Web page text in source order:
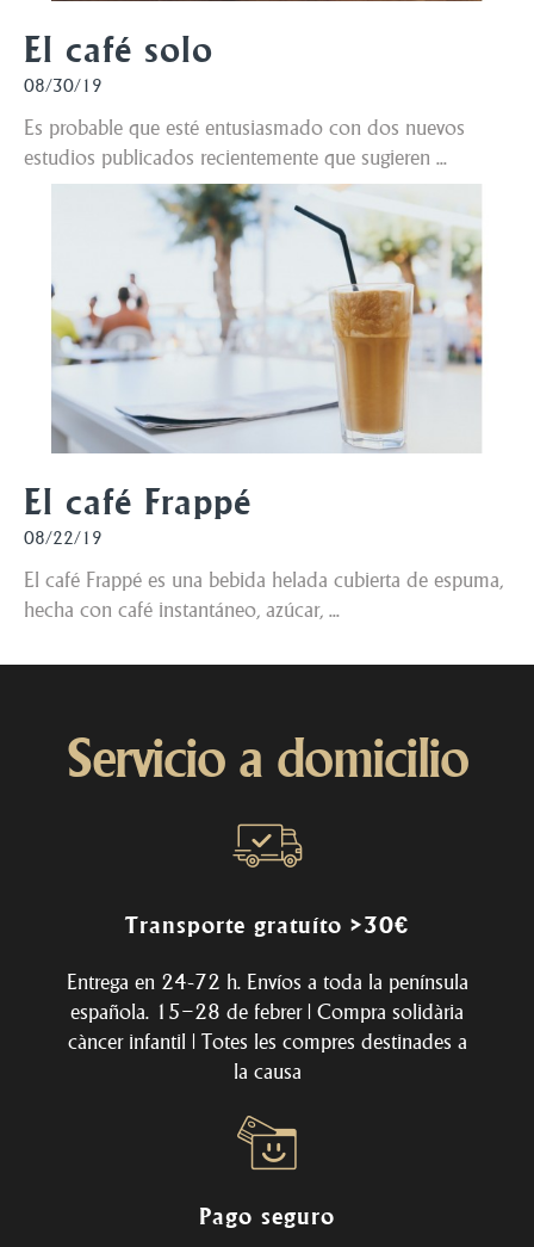
El café solo
08/30/19
Es probable que esté entusiasmado con dos nuevos
estudios publicados recientemente que sugieren ...
El café Frappé
08/22/19
El café Frappé es una bebida helada cubierta de espuma,
hecha con café instantáneo, azúcar, ...
Servicio a domicilio
Transporte gratuíto >30€
Entrega en 24-72 h. Envíos a toda la península
española. 15–28 de febrer | Compra solidària
càncer infantil | Totes les compres destinades a
la causa
Pago seguro